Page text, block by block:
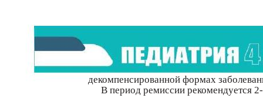
декомпенсированной формах
В период ремиссии рекомендуется